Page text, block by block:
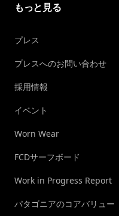
もっと見る
プレス
プレスへのお問い合わせ
採用情報
イベント
Worn Wear
FCDサーフボード
Work in Progress Report
パタゴニアのコアバリュー